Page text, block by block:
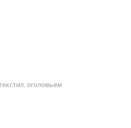
оголовьем